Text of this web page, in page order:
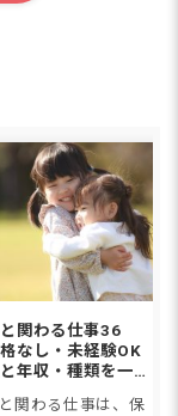
関わる仕事36
なし・未経験OK
年収・種類を一覧
関わる仕事は、保